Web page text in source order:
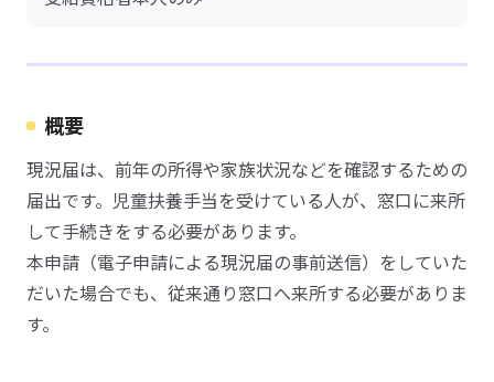
概要
現況届は、前年の所得や家族状況などを確認するための
届出です。児童扶養手当を受けている人が、窓口に来所
して手続きをする必要があります。
本申請（電子申請による現況届の事前送信）をしていた
だいた場合でも、従来通り窓口へ来所する必要がありま
す。